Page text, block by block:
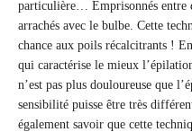
particulière… Emprisonnés entre
arrachés avec le bulbe. Cette
chance aux poils récalcitrants !
qui caractérise le mieux
n’est pas plus douloureuse que
sensibilité puisse être très
également savoir que cette